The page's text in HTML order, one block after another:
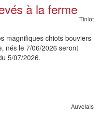
à la ferme
Tinlot
magnifiques chiots bouviers
nés le 7/06/2026 seront
5/07/2026.
Auvelais